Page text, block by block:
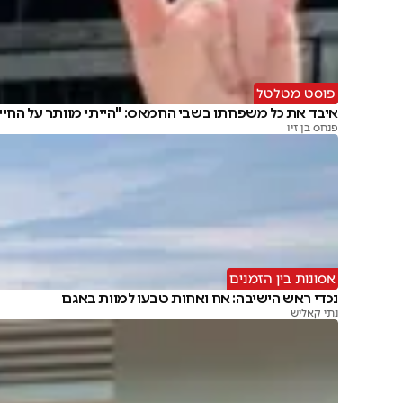
פוסט מטלטל
איבד את כל משפחתו בשבי החמאס: "הייתי מוותר על
פנחס בן זיו
אסונות בין הזמנים
נכדי ראש הישיבה: אח ואחות טבעו למוות באגם
נתי קאליש